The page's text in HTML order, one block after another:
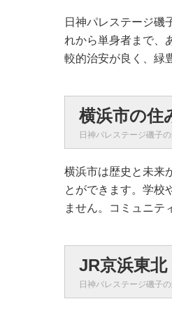
日神パレステージ磯
れから単身者まで、
較的治安が良く、緑
横浜市の住
日神パレステージ磯子
横浜市は歴史と未来
とができます。学校
ません。コミュニテ
JR京浜東
日神パレステージ磯子